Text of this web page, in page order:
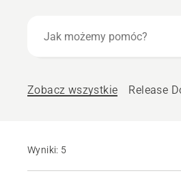
możemy
Zobacz wszystkie Release
Wyniki: 5